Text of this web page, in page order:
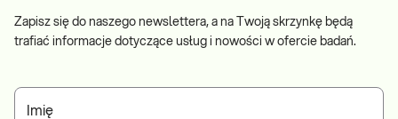
Zapisz się do naszego newslettera, a na Twoją skrzynkę będą
trafiać informacje dotyczące usług i nowości w ofercie badań.
Imię